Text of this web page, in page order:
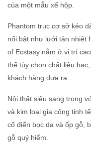
của một mẫu xế hộp.
Phantom trục cơ sở kéo
nổi bật như lưới tản nhiệt
of Ecstasy nằm ở vị trí
thể tùy chọn chất liệu
khách hàng đưa ra.
Nội thất siêu sang trọng
và kim loại gia công tinh
cổ điển bọc da và ốp gỗ,
gỗ quý hiếm.